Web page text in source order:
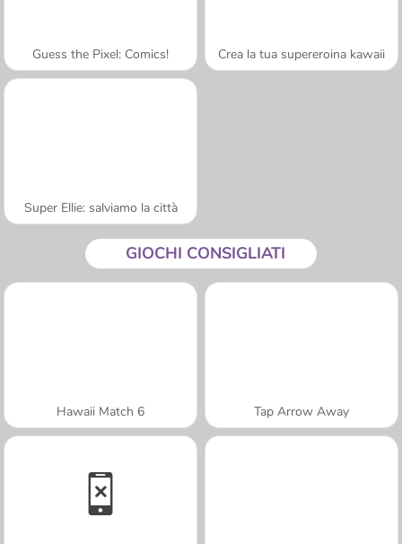
Guess the Pixel: Comics! Crea la tua supereroina kawaii
Super Ellie: salviamo la città
GIOCHI CONSIGLIATI
Hawaii Match 6 Tap Arrow Away